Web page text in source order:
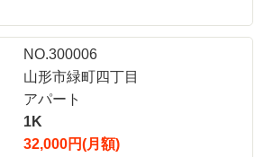
NO.300006
山形市緑町四丁目
アパート
1K
32,000円(月額)